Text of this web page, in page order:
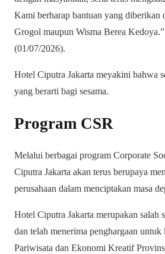
Kami berharap bantuan yang diberikan
Grogol maupun Wisma Berea
(01/07/2026).
Hotel Ciputra Jakarta meyakini bahwa
yang berarti bagi sesama.
Program CSR
Melalui berbagai program Corporate
Ciputra Jakarta akan terus berupaya
perusahaan dalam menciptakan masa
Hotel Ciputra Jakarta merupakan salah
dan telah menerima penghargaan
Pariwisata dan Ekonomi Kreatif